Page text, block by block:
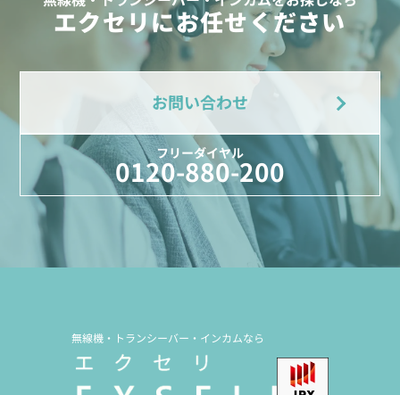
エクセリにお任せください
お問い合わせ
フリーダイヤル
0120-880-200
無線機・トランシーバー・インカムなら